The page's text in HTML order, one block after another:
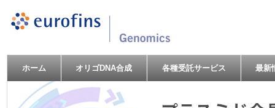
ホーム オリゴDNA合成 各種受託サービス 最新